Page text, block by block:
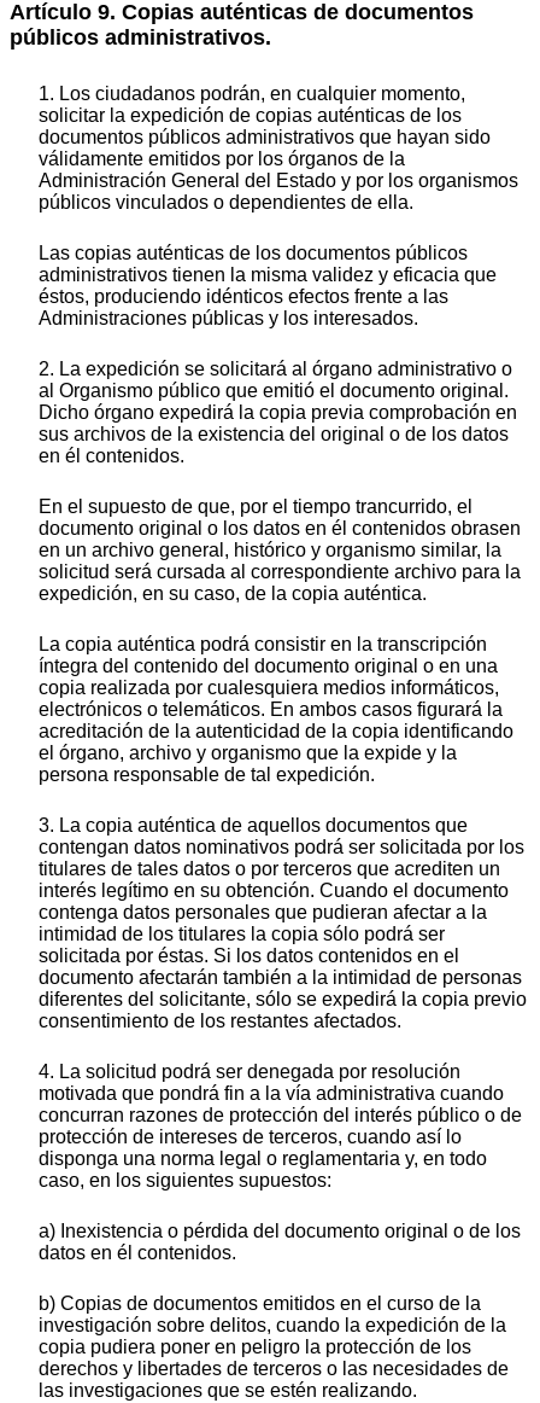
Artículo 9. Copias auténticas de documentos
públicos administrativos.
1. Los ciudadanos podrán, en cualquier momento,
solicitar la expedición de copias auténticas de los
documentos públicos administrativos que hayan sido
válidamente emitidos por los órganos de la
Administración General del Estado y por los organismos
públicos vinculados o dependientes de ella.
Las copias auténticas de los documentos públicos
administrativos tienen la misma validez y eficacia que
éstos, produciendo idénticos efectos frente a las
Administraciones públicas y los interesados.
2. La expedición se solicitará al órgano administrativo o
al Organismo público que emitió el documento original.
Dicho órgano expedirá la copia previa comprobación en
sus archivos de la existencia del original o de los datos
en él contenidos.
En el supuesto de que, por el tiempo trancurrido, el
documento original o los datos en él contenidos obrasen
en un archivo general, histórico y organismo similar, la
solicitud será cursada al correspondiente archivo para la
expedición, en su caso, de la copia auténtica.
La copia auténtica podrá consistir en la transcripción
íntegra del contenido del documento original o en una
copia realizada por cualesquiera medios informáticos,
electrónicos o telemáticos. En ambos casos figurará la
acreditación de la autenticidad de la copia identificando
el órgano, archivo y organismo que la expide y la
persona responsable de tal expedición.
3. La copia auténtica de aquellos documentos que
contengan datos nominativos podrá ser solicitada por los
titulares de tales datos o por terceros que acrediten un
interés legítimo en su obtención. Cuando el documento
contenga datos personales que pudieran afectar a la
intimidad de los titulares la copia sólo podrá ser
solicitada por éstas. Si los datos contenidos en el
documento afectarán también a la intimidad de personas
diferentes del solicitante, sólo se expedirá la copia previo
consentimiento de los restantes afectados.
4. La solicitud podrá ser denegada por resolución
motivada que pondrá fin a la vía administrativa cuando
concurran razones de protección del interés público o de
protección de intereses de terceros, cuando así lo
disponga una norma legal o reglamentaria y, en todo
caso, en los siguientes supuestos:
a) Inexistencia o pérdida del documento original o de los
datos en él contenidos.
b) Copias de documentos emitidos en el curso de la
investigación sobre delitos, cuando la expedición de la
copia pudiera poner en peligro la protección de los
derechos y libertades de terceros o las necesidades de
las investigaciones que se estén realizando.